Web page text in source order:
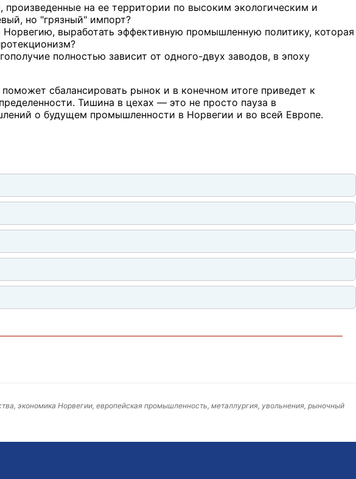
на ее территории по высоким экологическим и
но "грязный" импорт?
выработать эффективную промышленную политику, которая
полностью зависит от одного-двух заводов, в эпоху
сбалансировать рынок и в конечном итоге приведет к
Тишина в цехах — это не просто пауза в
о будущем промышленности в Норвегии и во всей Европе.
экономика Норвегии, европейская промышленность, металлургия, увольнения, рыночный